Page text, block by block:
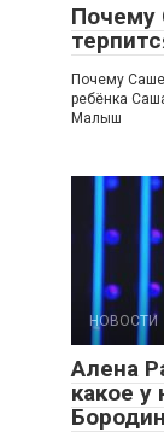
Почему
Почему Саше
ребёнка
Малыш
НОВОСТИ
Алена
какое у